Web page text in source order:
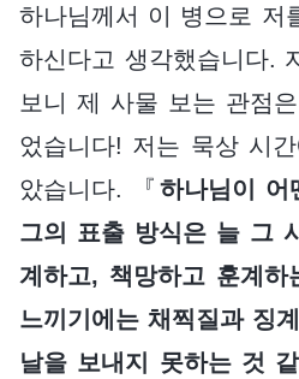
하나님께서 이 병으로 저
하신다고 생각했습니다.
보니 제 사물 보는 관점
었습니다! 저는 묵상 시
았습니다. 『 하나님이 어
그의 표출 방식은 늘 그
계하고, 책망하고 훈계
느끼기에는 채찍질과 징
날을 보내지 못하는 것